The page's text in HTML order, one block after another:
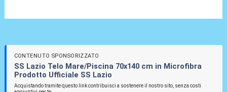
CONTENUTO SPONSORIZZATO
SS Lazio Telo Mare/Piscina 70x140 cm in Microfibra
Prodotto Ufficiale SS Lazio
Acquistando tramite questo link contribuisci a sostenere il nostro sito, senza costi